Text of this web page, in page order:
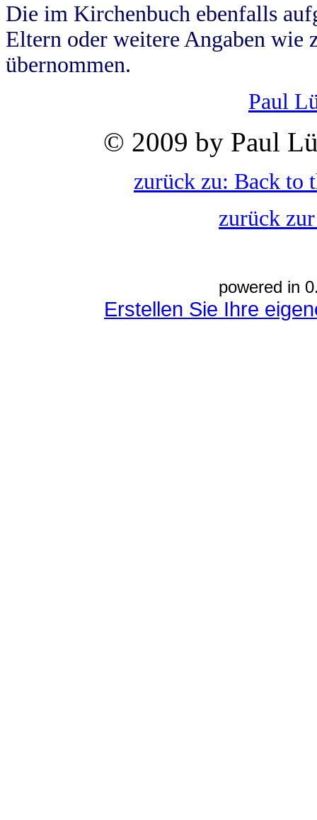
Die im Kirchenbuch ebenfalls
Eltern oder weitere Angaben wie
übernommen.
Paul
© 2009 by Paul
zurück zu: Back to
zurück
powered in
Erstellen Sie Ihre